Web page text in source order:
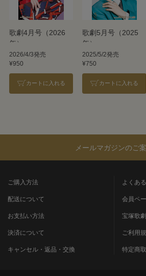
歌劇4月号（2026
年）
2026/4/3発売
¥950
カートに入れる
歌劇5月号（2025
年）
2025/5/2発売
¥750
カートに入れる
メールマガジンのご
ご購入方法
配送について
お支払い方法
決済について
キャンセル・返品・交換
よくあ
会員ペ
宝塚歌
ご利用
特定商